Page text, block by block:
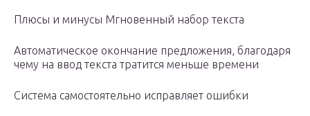
Плюсы и минусы Мгновенный набор текста
Автоматическое окончание предложения, благодаря
чему на ввод текста тратится меньше времени
Система самостоятельно исправляет ошибки